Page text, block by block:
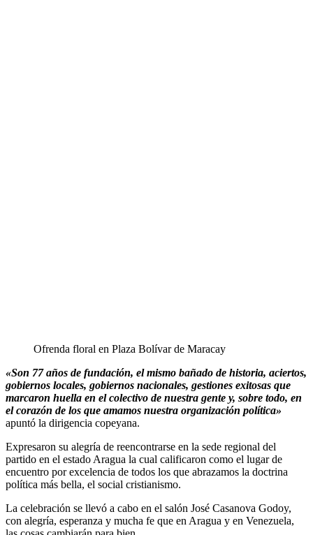
Ofrenda floral en Plaza Bolívar de Maracay
«Son 77 años de fundación, el mismo bañado de historia, aciertos,
gobiernos locales, gobiernos nacionales, gestiones exitosas que
marcaron huella en el colectivo de nuestra gente y, sobre todo, en
el corazón de los que amamos nuestra organización política»
apuntó la dirigencia copeyana.
Expresaron su alegría de reencontrarse en la sede regional del
partido en el estado Aragua la cual calificaron como el lugar de
encuentro por excelencia de todos los que abrazamos la doctrina
política más bella, el social cristianismo.
La celebración se llevó a cabo en el salón José Casanova Godoy,
con alegría, esperanza y mucha fe que en Aragua y en Venezuela,